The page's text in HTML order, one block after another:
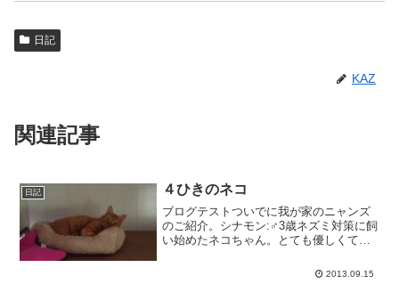
日記
KAZ
関連記事
日記 ４ひきのネコ
ブログテストついでに我が家のニャンズ
のご紹介。シナモン:♂3歳ネズミ対策に飼
い始めたネコちゃん。とても優しくて滅
い。キッチンに入ろうとするのはシナモ
2013.09.15